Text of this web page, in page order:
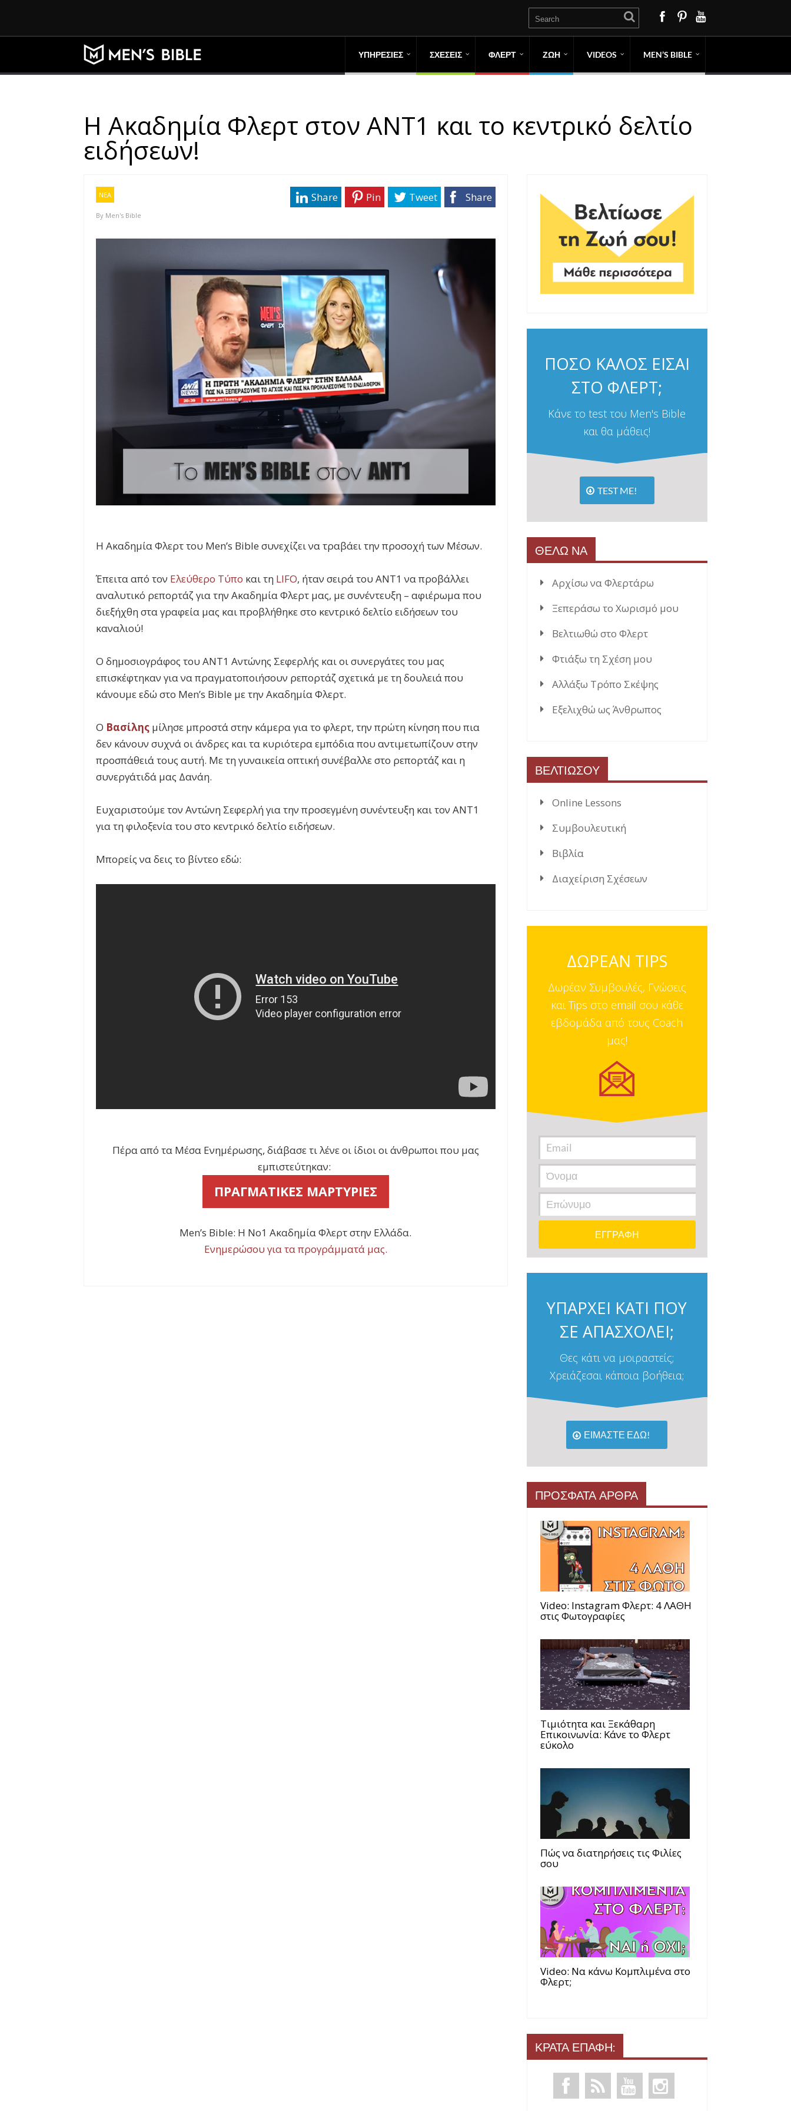
ΥΠΗΡΕΣΙΕΣ ΣΧΕΣΕΙΣ ΦΛΕΡΤ ΖΩΗ VIDEOS MEN’S BIBLE
Η Ακαδημία Φλερτ στον ΑΝΤ1 και το κεντρικό δελτίο
ειδήσεων!
ΝΕΑ
By Men's Bible
Share
Tweet
Pin
Share
Η Ακαδημία Φλερτ του Men’s Bible συνεχίζει να τραβάει την προσοχή των Μέσων.
Έπειτα από τον Ελεύθερο Τύπο και τη LIFO, ήταν σειρά του ΑΝΤ1 να προβάλλει
αναλυτικό ρεπορτάζ για την Ακαδημία Φλερτ μας, με συνέντευξη – αφιέρωμα που
διεξήχθη στα γραφεία μας και προβλήθηκε στο κεντρικό δελτίο ειδήσεων του
καναλιού!
Ο δημοσιογράφος του ANT1 Αντώνης Σεφερλής και οι συνεργάτες του μας
επισκέφτηκαν για να πραγματοποιήσουν ρεπορτάζ σχετικά με τη δουλειά που
κάνουμε εδώ στο Men’s Bible με την Ακαδημία Φλερτ.
Ο Βασίλης μίλησε μπροστά στην κάμερα για το φλερτ, την πρώτη κίνηση που πια
δεν κάνουν συχνά οι άνδρες και τα κυριότερα εμπόδια που αντιμετωπίζουν στην
προσπάθειά τους αυτή. Με τη γυναικεία οπτική συνέβαλλε στο ρεπορτάζ και η
συνεργάτιδά μας Δανάη.
Ευχαριστούμε τον Αντώνη Σεφερλή για την προσεγμένη συνέντευξη και τον ΑΝΤ1
για τη φιλοξενία του στο κεντρικό δελτίο ειδήσεων.
Μπορείς να δεις το βίντεο εδώ:
Πέρα από τα Μέσα Ενημέρωσης, διάβασε τι λένε οι ίδιοι οι άνθρωποι που μας
εμπιστεύτηκαν:
ΠΡΑΓΜΑΤΙΚΕΣ ΜΑΡΤΥΡΙΕΣ
Men’s Bible: Η Νο1 Ακαδημία Φλερτ στην Ελλάδα.
Ενημερώσου για τα προγράμματά μας.
ΠΟΣΟ ΚΑΛΟΣ ΕΙΣΑΙ
ΣΤΟ ΦΛΕΡΤ;
Κάνε το test του Men's Bible
και θα μάθεις!
TEST ME!
ΘΕΛΩ ΝΑ
Αρχίσω να Φλερτάρω
Ξεπεράσω το Χωρισμό μου
Βελτιωθώ στο Φλερτ
Φτιάξω τη Σχέση μου
Αλλάξω Τρόπο Σκέψης
Εξελιχθώ ως Άνθρωπος
ΒΕΛΤΙΩΣΟΥ
Online Lessons
Συμβουλευτική
Βιβλία
Διαχείριση Σχέσεων
ΔΩΡΕΑΝ TIPS
Δωρέαν Συμβουλές, Γνώσεις
και Tips στο email σου κάθε
εβδομάδα από τους Coach
μας!
ΥΠΑΡΧΕΙ ΚΑΤΙ ΠΟΥ
ΣΕ ΑΠΑΣΧΟΛΕΙ;
Θες κάτι να μοιραστείς;
Χρειάζεσαι κάποια βοήθεια;
ΕΙΜΑΣΤΕ ΕΔΩ!
ΠΡΟΣΦΑΤΑ ΑΡΘΡΑ
Video: Instagram Φλερτ: 4 ΛΑΘΗ
στις Φωτογραφίες
Τιμιότητα και Ξεκάθαρη
Επικοινωνία: Κάνε το Φλερτ
εύκολο
Πώς να διατηρήσεις τις Φιλίες
σου
Video: Να κάνω Κομπλιμένα στο
Φλερτ;
ΚΡΑΤΑ ΕΠΑΦΗ: